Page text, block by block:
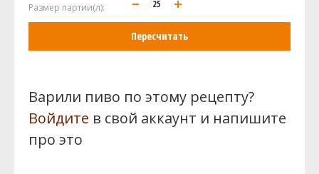
Размер партии(л):
Пересчитать
Варили пиво по этому рецепту?
Войдите в свой аккаунт и напишите
про это